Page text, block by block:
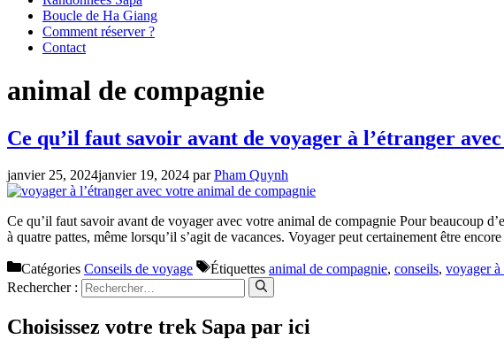
Boucle de Ha Giang
Comment réserver ?
Contact
animal de compagnie
Ce qu’il faut savoir avant de voyager à l’étranger
janvier 25, 2024janvier 19, 2024 parPham Quynh
Ce qu’il faut savoir avant de voyager avec votre animal de compagnie Pour beaucoup
à quatre pattes, même lorsqu’il s’agit de vacances. Voyager peut certainement être
Catégories Conseils de voyage Étiquettes animal de compagnie, conseils, voyager à
Rechercher :
Choisissez votre trek Sapa par ici